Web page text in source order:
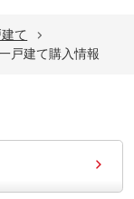
て
戸建て購入情報